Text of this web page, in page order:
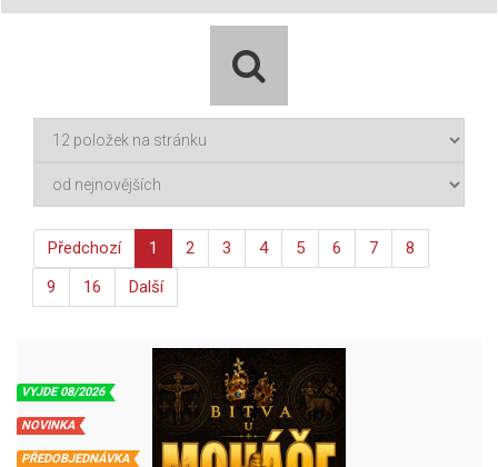
Předchozí 1 2 3 4 5 6 7
8
9
16 Další
VYJDE 08/2026
NOVINKA
PŘEDOBJEDNÁVKA